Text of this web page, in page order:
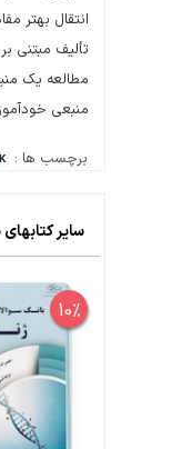
انتقال بهتر
تألیف مبتنی
مطالعه یک
منبعی
برچسب ها :
سایر
10%